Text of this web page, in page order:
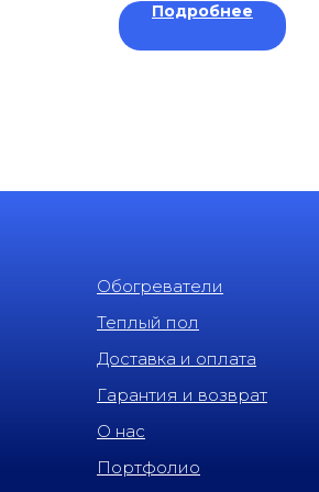
Подробнее
Обогреватели
Теплый пол
Доставка и оплата
Гарантия и возврат
О нас
Портфолио